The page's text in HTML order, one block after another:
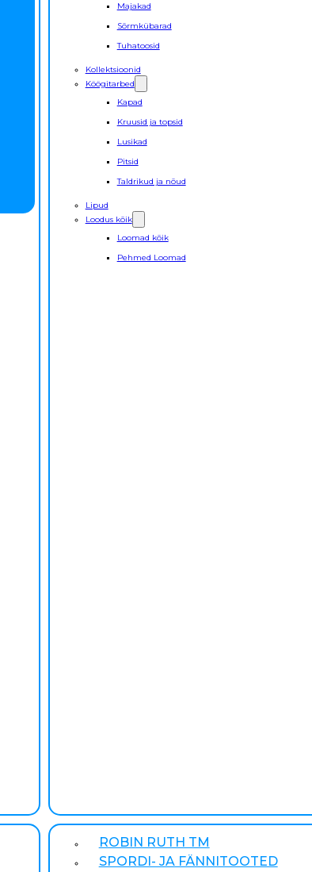
Majakad
Sõrmkübarad
Tuhatoosid
Kollektsioonid
Köögitarbed
Kapad
Kruusid ja topsid
Lusikad
Pitsid
Taldrikud ja nõud
Lipud
Loodus kõik
Loomad kõik
Pehmed Loomad
ROBIN RUTH TM
SPORDI- JA FÄNNITOOTED